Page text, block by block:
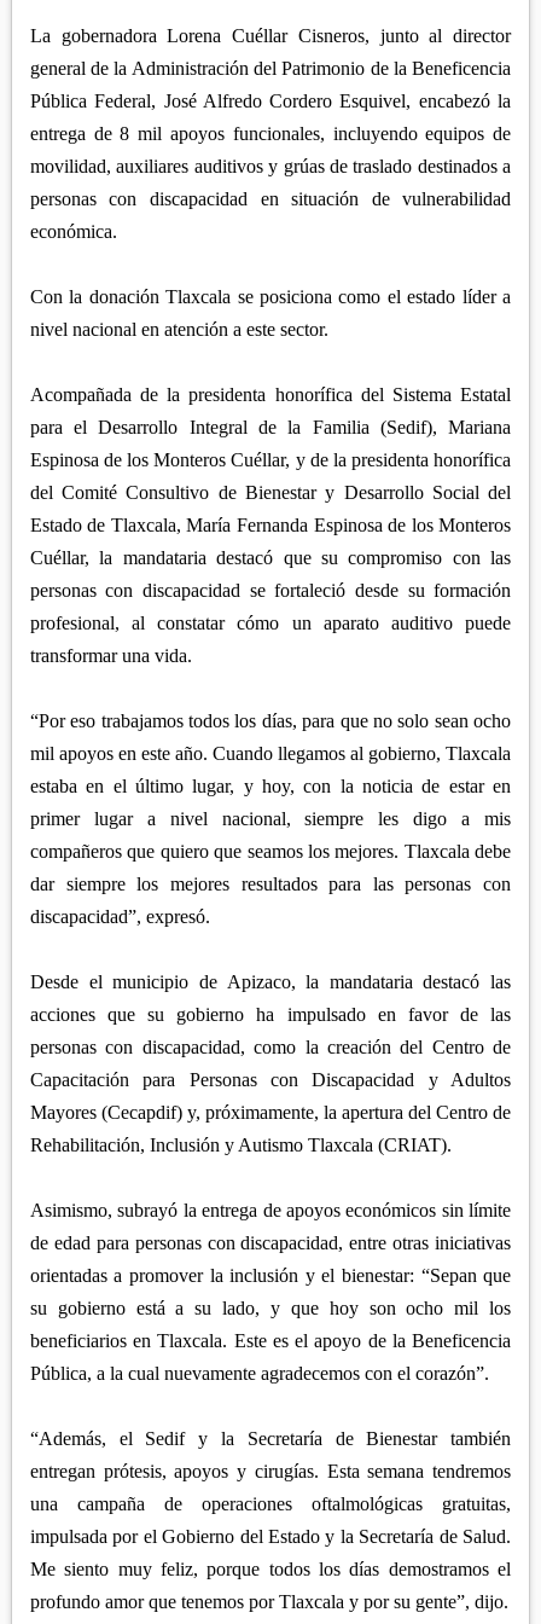
TLAXCO
XALOZTOC
CHIAUTEMPAN
PANOTLA
SAN PABLO DEL MONTE
REGIÓN PONIENTE
CALPULALPAN
HUEYOTLIPAN
NANACAMILPA
SANCTÓRUM
La gobernadora Lorena Cuéllar Cisneros, junto al director
general de la Administración del Patrimonio de la Beneficencia
Pública Federal, José Alfredo Cordero Esquivel, encabezó la
entrega de 8 mil apoyos funcionales, incluyendo equipos de
movilidad, auxiliares auditivos y grúas de traslado destinados a
personas con discapacidad en situación de vulnerabilidad
económica.
Con la donación Tlaxcala se posiciona como el estado líder a
nivel nacional en atención a este sector.
Acompañada de la presidenta honorífica del Sistema Estatal
para el Desarrollo Integral de la Familia (Sedif), Mariana
Espinosa de los Monteros Cuéllar, y de la presidenta honorífica
del Comité Consultivo de Bienestar y Desarrollo Social del
Estado de Tlaxcala, María Fernanda Espinosa de los Monteros
Cuéllar, la mandataria destacó que su compromiso con las
personas con discapacidad se fortaleció desde su formación
profesional, al constatar cómo un aparato auditivo puede
transformar una vida.
“Por eso trabajamos todos los días, para que no solo sean ocho
mil apoyos en este año. Cuando llegamos al gobierno, Tlaxcala
estaba en el último lugar, y hoy, con la noticia de estar en
primer lugar a nivel nacional, siempre les digo a mis
compañeros que quiero que seamos los mejores. Tlaxcala debe
dar siempre los mejores resultados para las personas con
discapacidad”, expresó.
Desde el municipio de Apizaco, la mandataria destacó las
acciones que su gobierno ha impulsado en favor de las
personas con discapacidad, como la creación del Centro de
Capacitación para Personas con Discapacidad y Adultos
Mayores (Cecapdif) y, próximamente, la apertura del Centro de
Rehabilitación, Inclusión y Autismo Tlaxcala (CRIAT).
Asimismo, subrayó la entrega de apoyos económicos sin límite
de edad para personas con discapacidad, entre otras iniciativas
orientadas a promover la inclusión y el bienestar: “Sepan que
su gobierno está a su lado, y que hoy son ocho mil los
beneficiarios en Tlaxcala. Este es el apoyo de la Beneficencia
Pública, a la cual nuevamente agradecemos con el corazón”.
“Además, el Sedif y la Secretaría de Bienestar también
entregan prótesis, apoyos y cirugías. Esta semana tendremos
una campaña de operaciones oftalmológicas gratuitas,
impulsada por el Gobierno del Estado y la Secretaría de Salud.
Me siento muy feliz, porque todos los días demostramos el
profundo amor que tenemos por Tlaxcala y por su gente”, dijo.